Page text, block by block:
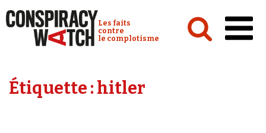
Conspiracy Watch :
Les faits
contre
le complotisme
Analyses
Étiquette :hitler